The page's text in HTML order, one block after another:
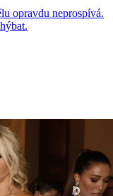
opravdu neprospívá.